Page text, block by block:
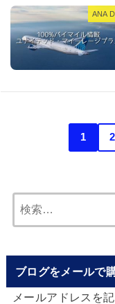
ANA
1 2
ブログをメールで
メールアドレスを